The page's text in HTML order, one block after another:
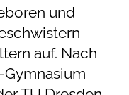
und
auf. Nach